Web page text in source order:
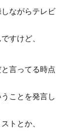
ながらテレビ
すけど、
言ってる時点
ことを発言し
トとか、